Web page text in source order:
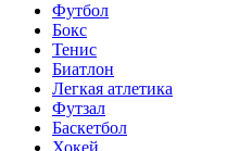
Футбол
Бокс
Тенис
Биатлон
Легкая атлетика
Футзал
Баскетбол
Хокей